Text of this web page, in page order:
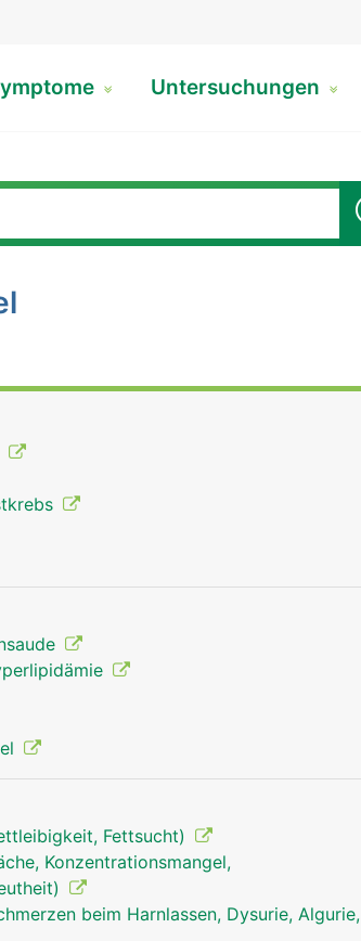
Untersuchungen
Fettsucht)
Konzentrationsmangel,
beim Harnlassen, Dysurie, Algurie,